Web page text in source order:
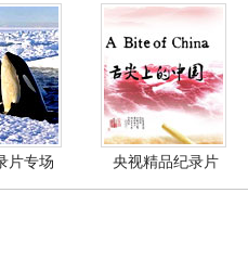
片专场 央视精品纪录片